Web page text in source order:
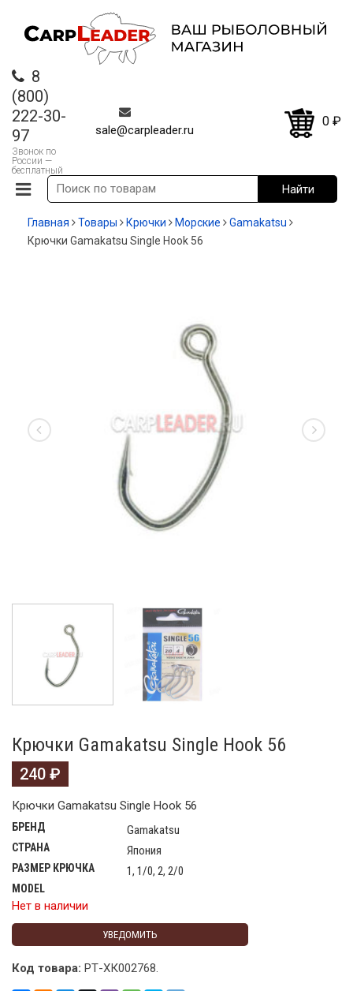
8
(800)
222-30-
97
Звонок по
России —
бесплатный
sale@carpleader.ru
0 ₽
Главная Товары Крючки Морские
Gamakatsu
Крючки Gamakatsu Single Hook 56
Крючки Gamakatsu Single Hook 56
240 ₽
Крючки Gamakatsu Single Hook 56
БРЕНД Gamakatsu
СТРАНА Япония
РАЗМЕР КРЮЧКА 1, 1/0, 2, 2/0
MODEL
Нет в наличии
УВЕДОМИТЬ
Код товара: РТ-ХК002768.